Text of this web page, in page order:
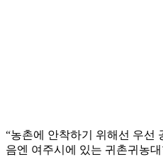
“농촌에 안착하기 위해선 우선
음엔 여주시에 있는 귀촌귀농